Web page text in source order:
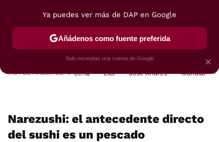
POSTRES VIAJES SELECCIÓN VEGUI
HOY SE HABLA DE Cena Lidl José Andrés Mundial
Narezushi: el antecedente directo
del sushi es un pescado
×
Ya puedes ver más de DAP en Google
Añádenos como fuente preferida
Solo necesitas una cuenta de Google